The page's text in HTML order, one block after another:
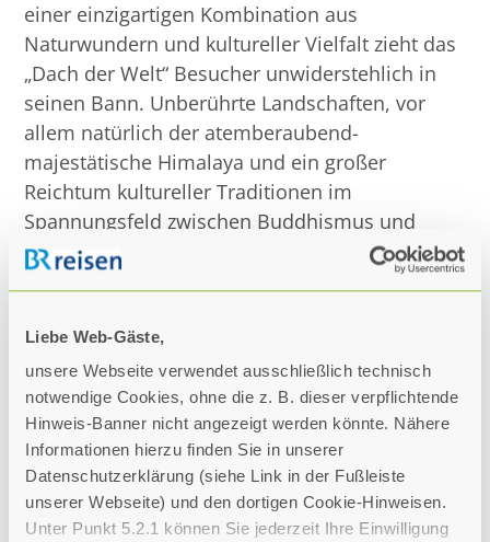
Liebe Web-Gäste,
unsere Webseite verwendet ausschließlich technisch
notwendige Cookies, ohne die z. B. dieser verpflichtende
Hinweis-Banner nicht angezeigt werden könnte. Nähere
Informationen hierzu finden Sie in unserer
Datenschutzerklärung (siehe Link in der Fußleiste
unserer Webseite) und den dortigen Cookie-Hinweisen.
Unter Punkt 5.2.1 können Sie jederzeit Ihre Einwilligung
einer einzigartigen Kombination aus
Naturwundern und kultureller Vielfalt zieht das
„Dach der Welt“ Besucher unwiderstehlich in
seinen Bann. Unberührte Landschaften, vor
allem natürlich der atemberaubend-
majestätische Himalaya und ein großer
Reichtum kultureller Traditionen im
Spannungsfeld zwischen Buddhismus und
Hinduismus erwarten Sie im Rahmen eines
unvergleichlichen Reise-Abenteuers. Immer
im Vordergrund, dem es gelingt, trotz aller
Widersprüche im Einklang von Tradition und
Moderne zu leben. Ehrwürdige Klöster, Stupas
und heilige Stätten säumen unseren Weg durch
Nepal, in jeder Straße liegt der Duft von
Räucherstäbchen und die sanften Klänge des
„Om Mani Padme Hum“ entführen uns auf eine